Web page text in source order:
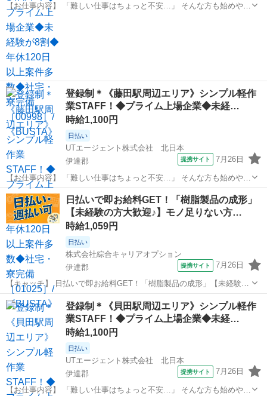
【お仕事内容】 「難しい仕事はちょっと不安…」 そんな方も始めやす
いお仕事です！ 商品の仕分けや梱包、シール貼りなど、覚えやすいシ
ンプル作業が中心。モクモクと作業するのが好きな方にもおすすめで
す。 ほかにもこんなお仕事を...
福島 伊達郡
登録制＊《藤田駅周辺エリア》シンプル軽作
業STAFF！◆プライム上場企業◆未経…
時給1,100円
日払い
UTエージェント株式会社 北日本
伊達郡
提携サイト 7月26日
【お仕事内容】 「難しい仕事はちょっと不安…」 そんな方も始めやす
いお仕事です！ 商品の仕分けや梱包、シール貼りなど、覚えやすいシ
ンプル作業が中心。モクモクと作業するのが好きな方にもおすすめで
す。 ほかにもこんなお仕事を...
福島 伊達郡 仕分け
日払いで即お給料GET！「樹脂製品の成形」
【未経験の方大歓迎♪】モノ足りない方…
時給1,059円
日払い
株式会社綜合キャリアオプション
伊達郡
提携サイト 7月26日
【キャッチ】 日払いで即お給料GET！「樹脂製品の成形」【未経験の
方大歓迎♪】モノ足りない方に・残業20H未満♪高時給1059円！ 【コメ
ント】 弊社なら事前の職場見学が多数！お仕事安心スタート★★ 「派
遣では働いたこと...
福島 伊達郡 仕分け
登録制＊《貝田駅周辺エリア》シンプル軽作
業STAFF！◆プライム上場企業◆未経…
時給1,100円
日払い
UTエージェント株式会社 北日本
伊達郡
提携サイト 7月26日
【お仕事内容】 「難しい仕事はちょっと不安…」 そんな方も始めやす